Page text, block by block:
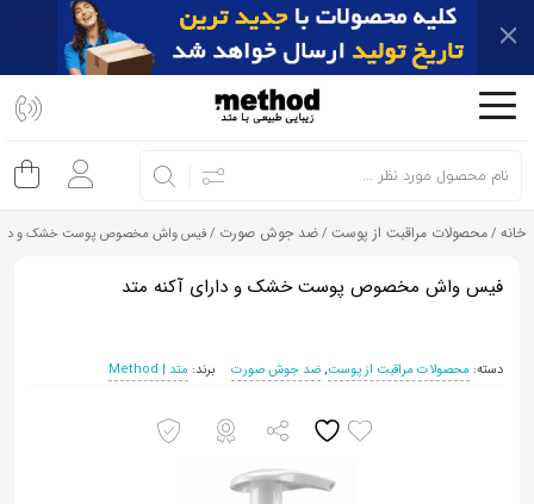
اشتراک
استفاده
از
روش‌های
زیر
صفحه
خانه /محصولات مراقبت از پوست /ضد جوش صورت / فیس واش مخصوص پوست خشک و
فیس واش مخصوص پوست خشک و دارای آکنه متد
دسته: محصولات مراقبت از پوست,ضد جوش صورت برند: متد | Method